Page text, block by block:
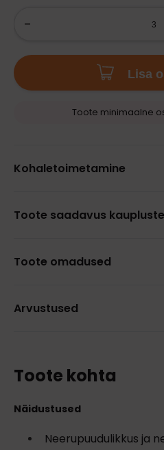
Lisa
Toote minimaalne
Kohaletoimetamine
Toote saadavus
Toote omadused
Arvustused
Toote kohta
Näidustused
Neerupuudulikkus ja